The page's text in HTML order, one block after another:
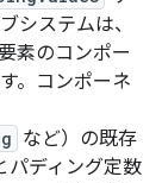
システムは、
素のコンポー
。コンポーネ
など）の既存
パディング定数